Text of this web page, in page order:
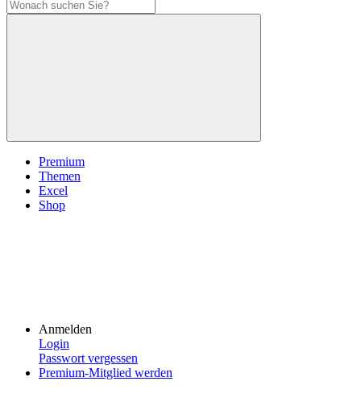
Premium
Themen
Excel
Shop
Anmelden
Login
Passwort vergessen
Premium-Mitglied werden